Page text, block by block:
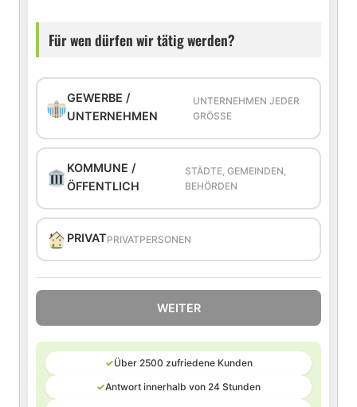
Für wen dürfen wir tätig werden?
GEWERBE /
UNTERNEHMEN
UNTERNEHMEN JEDER
GRÖSSE
KOMMUNE /
ÖFFENTLICH
STÄDTE, GEMEINDEN,
BEHÖRDEN
PRIVATPRIVATPERSONEN
WEITER
✓Über 2500 zufriedene Kunden
✓Antwort innerhalb von 24 Stunden